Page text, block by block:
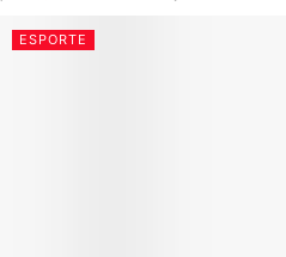
ESPORTE